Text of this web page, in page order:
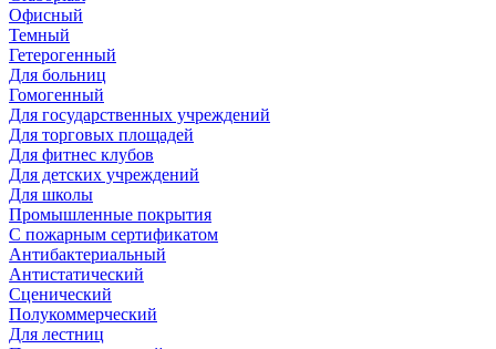
Офисный
Темный
Гетерогенный
Для больниц
Гомогенный
Для государственных учреждений
Для торговых площадей
Для фитнес клубов
Для детских учреждений
Для школы
Промышленные покрытия
С пожарным сертификатом
Антибактериальный
Антистатический
Сценический
Полукоммерческий
Для лестниц